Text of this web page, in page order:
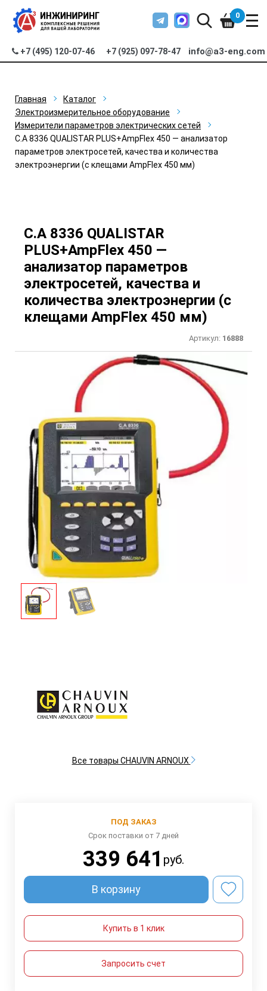
+7 (495) 120-07-46 +7 (925) 097-78-47 info@a3-eng.com
0
Главная
Каталог
Электроизмерительное оборудование
Измерители параметров электрических сетей
C.A 8336 QUALISTAR PLUS+AmpFlex 450 — анализатор
параметров электросетей, качества и количества
электроэнергии (с клещами AmpFlex 450 мм)
C.A 8336 QUALISTAR
PLUS+AmpFlex 450 —
анализатор параметров
электросетей, качества и
количества электроэнергии (с
клещами AmpFlex 450 мм)
Артикул: 16888
Все товары CHAUVIN ARNOUX
ПОД ЗАКАЗ
Срок поставки от 7 дней
339 641 руб.
В корзину
Купить в 1 клик
Запросить счет